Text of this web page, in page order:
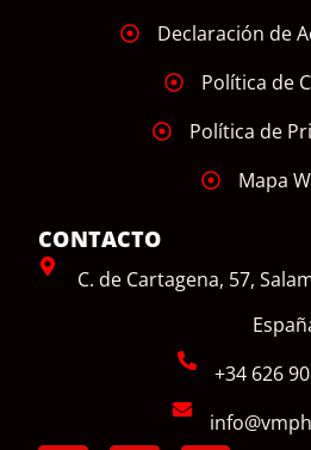
Declaración de
Política de
Política de
Mapa
CONTACTO
C. de Cartagena, 57,
+34 626